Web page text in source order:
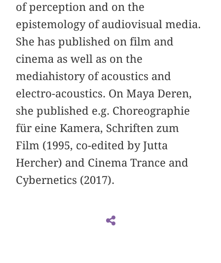
of perception and on the
epistemology of audiovisual media.
She has published on film and
cinema as well as on the
mediahistory of acoustics and
electro-acoustics. On Maya Deren,
she published e.g. Choreographie
für eine Kamera, Schriften zum
Film (1995, co-edited by Jutta
Hercher) and Cinema Trance and
Cybernetics (2017).